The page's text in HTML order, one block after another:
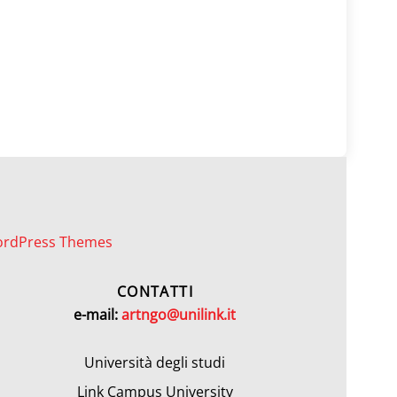
Themes
CONTATTI
e-mail:artngo@unilink.it
Università degli studi
Link Campus University